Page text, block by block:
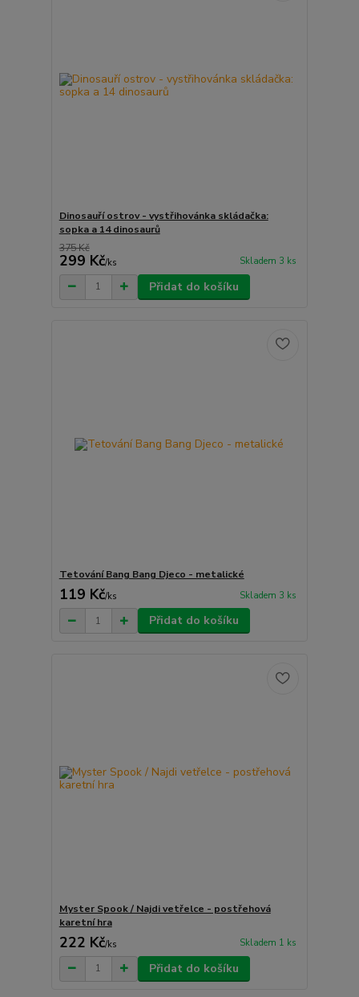
Dinosauří ostrov - vystřihovánka skládačka:
sopka a 14 dinosaurů
375 Kč
299 Kč/ks Skladem 3 ks
Přidat do košíku
Tetování Bang Bang Djeco - metalické
119 Kč/ks Skladem 3 ks
Přidat do košíku
Myster Spook / Najdi vetřelce - postřehová
karetní hra
222 Kč/ks Skladem 1 ks
Přidat do košíku